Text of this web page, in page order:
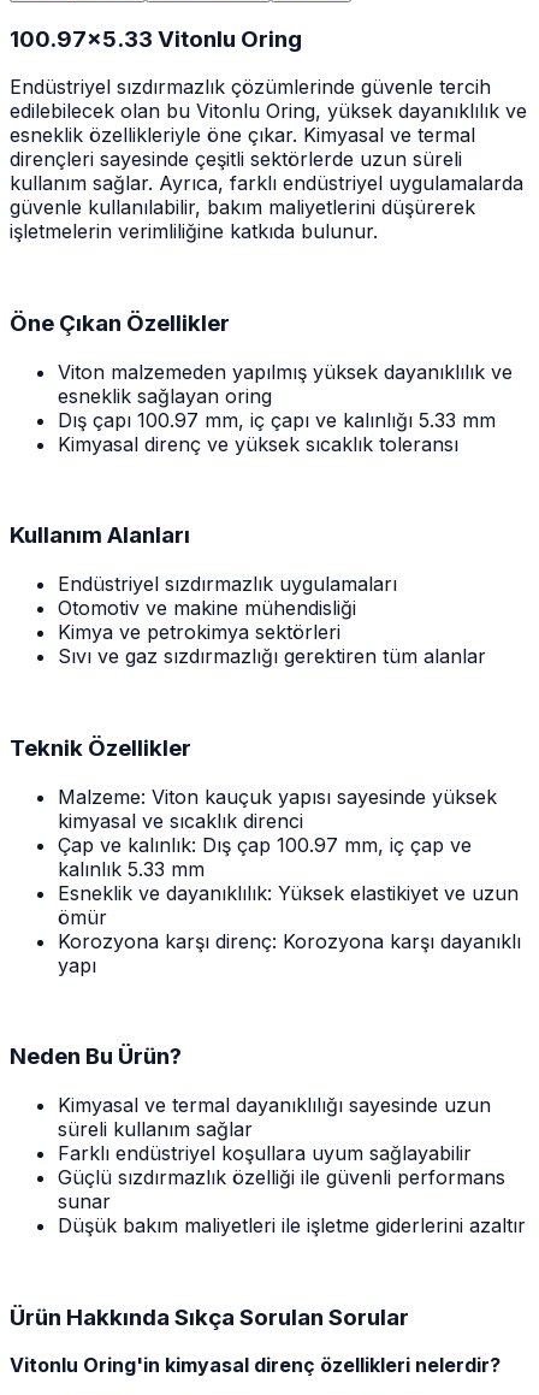
100.97x5.33 Vitonlu Oring
Endüstriyel sızdırmazlık çözümlerinde güvenle tercih
edilebilecek olan bu Vitonlu Oring, yüksek dayanıklılık ve
esneklik özellikleriyle öne çıkar. Kimyasal ve termal
dirençleri sayesinde çeşitli sektörlerde uzun süreli
kullanım sağlar. Ayrıca, farklı endüstriyel uygulamalarda
güvenle kullanılabilir, bakım maliyetlerini düşürerek
işletmelerin verimliliğine katkıda bulunur.
Öne Çıkan Özellikler
Viton malzemeden yapılmış yüksek dayanıklılık ve
esneklik sağlayan oring
Dış çapı 100.97 mm, iç çapı ve kalınlığı 5.33 mm
Kimyasal direnç ve yüksek sıcaklık toleransı
Kullanım Alanları
Endüstriyel sızdırmazlık uygulamaları
Otomotiv ve makine mühendisliği
Kimya ve petrokimya sektörleri
Sıvı ve gaz sızdırmazlığı gerektiren tüm alanlar
Teknik Özellikler
Malzeme: Viton kauçuk yapısı sayesinde yüksek
kimyasal ve sıcaklık direnci
Çap ve kalınlık: Dış çap 100.97 mm, iç çap ve
kalınlık 5.33 mm
Esneklik ve dayanıklılık: Yüksek elastikiyet ve uzun
ömür
Korozyona karşı direnç: Korozyona karşı dayanıklı
yapı
Neden Bu Ürün?
Kimyasal ve termal dayanıklılığı sayesinde uzun
süreli kullanım sağlar
Farklı endüstriyel koşullara uyum sağlayabilir
Güçlü sızdırmazlık özelliği ile güvenli performans
sunar
Düşük bakım maliyetleri ile işletme giderlerini azaltır
Ürün Hakkında Sıkça Sorulan Sorular
Vitonlu Oring'in kimyasal direnç özellikleri nelerdir?